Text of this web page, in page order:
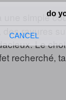
simple
rayures
Le